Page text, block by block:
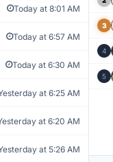
Today at 8:01 AM
Today at 6:57 AM
Today at 6:30 AM
at 6:25 AM
at 6:20 AM
at 5:26 AM
3
4
5